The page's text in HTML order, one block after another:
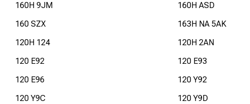
160H 9JM
160H ASD
160 SZX
163H NA 5AK
120H 124
120H 2AN
120 E92
120 E93
120 E96
120 Y92
120 Y9C
120 Y9D